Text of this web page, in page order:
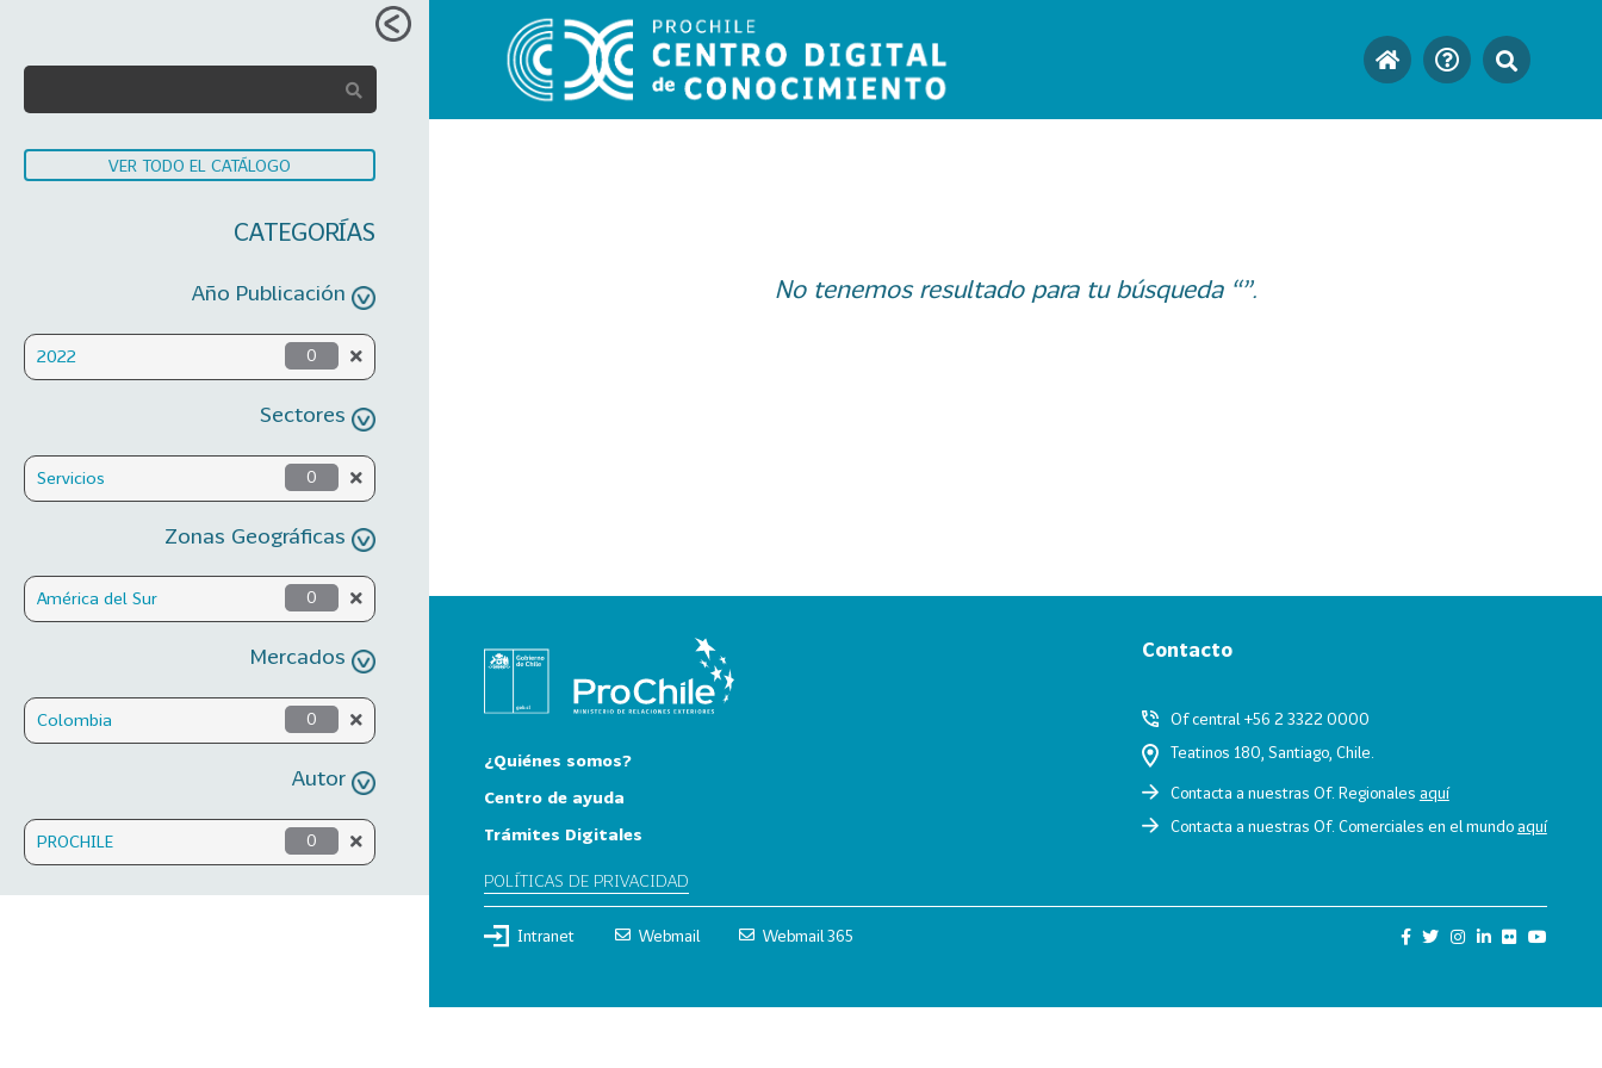
VER TODO EL CATÁLOGO
CATEGORÍAS
Año Publicación
2022 0
Sectores
Servicios 0
Zonas Geográficas
América del Sur 0
Mercados
Colombia 0
Autor
PROCHILE 0
No tenemos resultado para tu búsqueda “”.
¿Quiénes somos?
Centro de ayuda
Trámites Digitales
POLÍTICAS DE PRIVACIDAD
Contacto
Of central +56 2 3322 0000
Teatinos 180, Santiago, Chile.
Contacta a nuestras Of. Regionales aquí
Contacta a nuestras Of. Comerciales en el mundoaquí
Intranet Webmail Webmail 365